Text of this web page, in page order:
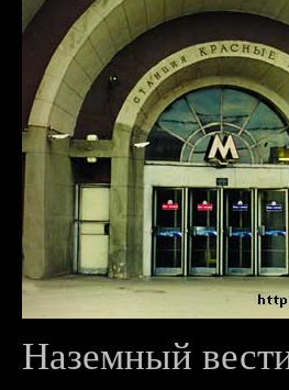
Наземный